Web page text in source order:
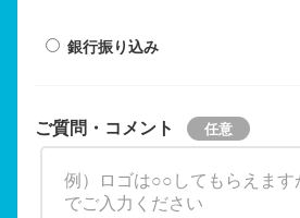
銀行振り込み
ご質問・コメント